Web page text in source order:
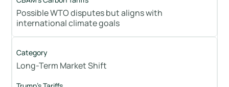
Possible WTO disputes but aligns with
international climate goals
Long-Term Market Shift